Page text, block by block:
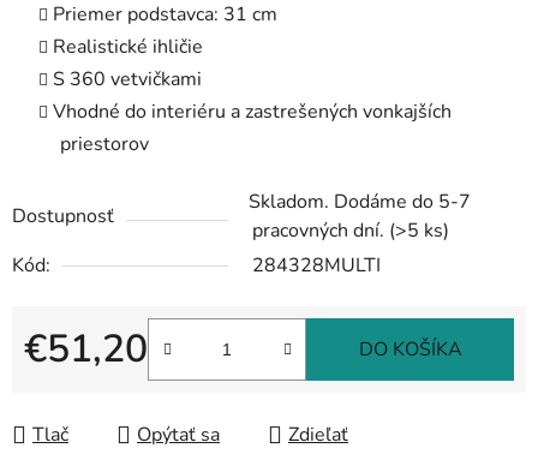
Priemer podstavca: 31 cm
Realistické ihličie
S 360 vetvičkami
Vhodné do interiéru a zastrešených vonkajších
priestorov
Dostupnosť
Skladom. Dodáme do 5-7
pracovných dní. (>5 ks)
Kód:
284328MULTI
€51,20
Jednotková cena:
DO KOŠÍKA
Tlač Opýtať sa Zdieľať